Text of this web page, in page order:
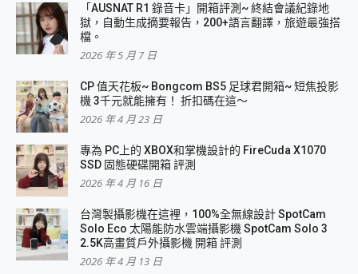
「AUSNAT R1 錄音卡」開箱評測~ 終結會議紀錄地
獄，自動生成摘要報告，200+語言翻譯，旅遊最強搭
檔。
2026 年 5 月 7 日
CP 值天花板~ Bongcom BS5 足球君開箱~ 短焦投影
機 3千元就能擁有！ 折扣碼在這～
2026 年 4 月 23 日
專為 PC上的 XBOX和掌機設計的 FireCuda X1070
SSD 固態硬碟開箱 評測
2026 年 4 月 16 日
台灣製攝影機在這裡，100%全無線設計 SpotCam
Solo Eco 太陽能防水雲端攝影機 SpotCam Solo 3
2.5K高畫質戶外攝影機 開箱 評測
2026 年 4 月 13 日